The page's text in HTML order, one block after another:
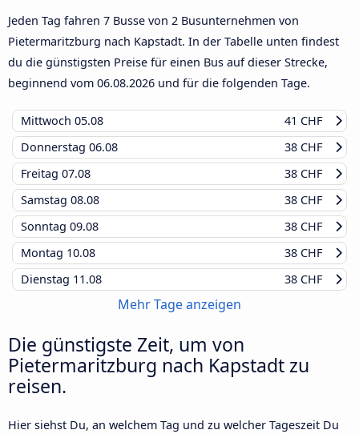
Jeden Tag fahren 7 Busse von 2 Busunternehmen von
Pietermaritzburg nach Kapstadt. In der Tabelle unten findest
du die günstigsten Preise für einen Bus auf dieser Strecke,
beginnend vom 06.08.2026 und für die folgenden Tage.
Mittwoch 05.08
41 CHF
Donnerstag 06.08
38 CHF
Freitag 07.08
38 CHF
Samstag 08.08
38 CHF
Sonntag 09.08
38 CHF
Montag 10.08
38 CHF
Dienstag 11.08 38 CHF
Mehr Tage anzeigen
Die günstigste Zeit, um von
Pietermaritzburg nach Kapstadt zu
reisen.
Hier siehst Du, an welchem Tag und zu welcher Tageszeit Du